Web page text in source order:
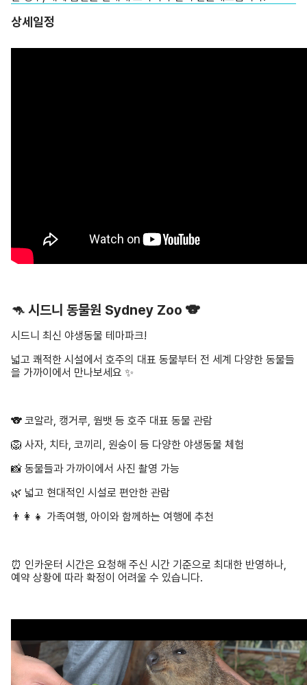
상세일정
🦘 시드니 동물원 Sydney Zoo 🐨
시드니 최신 야생동물 테마파크!
넓고 쾌적한 시설에서 호주의 대표 동물부터 전 세계 다양한 동물들
을 가까이에서 만나보세요 ✨
🐨 코알라, 캥거루, 웜뱃 등 호주 대표 동물 관람
🦁 사자, 치타, 코끼리, 원숭이 등 다양한 야생동물 체험
📸 동물들과 가까이에서 사진 촬영 가능
🌿 넓고 현대적인 시설로 편안한 관람
👨‍👩‍👧 가족여행, 아이와 함께하는 여행에 추천
⏰ 인카운터 시간은 요청해 주신 시간 기준으로 최대한 반영하나,
예약 상황에 따라 확정이 어려울 수 있습니다.